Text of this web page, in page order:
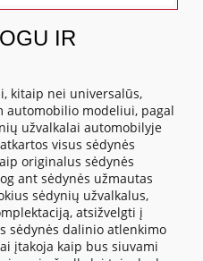
IR
kitaip nei universalūs,
automobilio modeliui, pagal
užvalkalai automobilyje
visus sėdynės
originalus sėdynės
ant sėdynės užmautas
sėdynių užvalkalus,
atsižvelgti į
sėdynės dalinio atlenkimo
įtakoja kaip bus siuvami